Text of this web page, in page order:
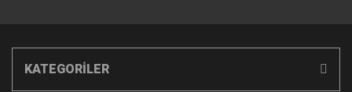
KATEGORİLER